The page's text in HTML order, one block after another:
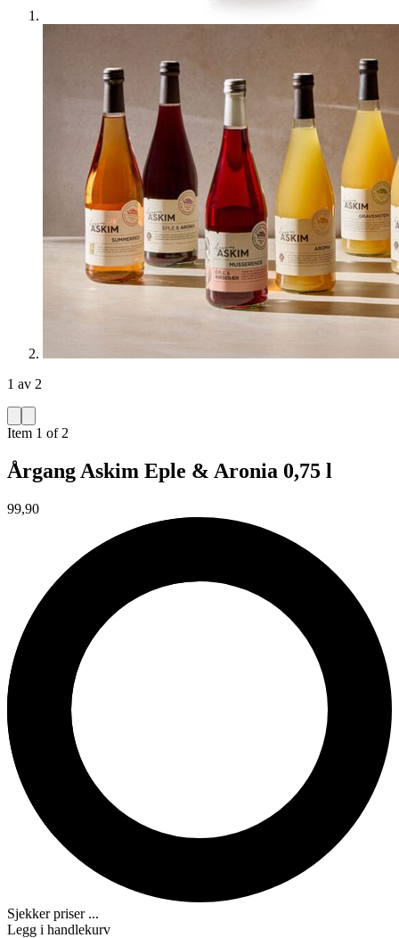
1 av 2
Item 1 of 2
Årgang Askim Eple & Aronia 0,75 l
99,90
Sjekker priser ...
Legg i handlekurv